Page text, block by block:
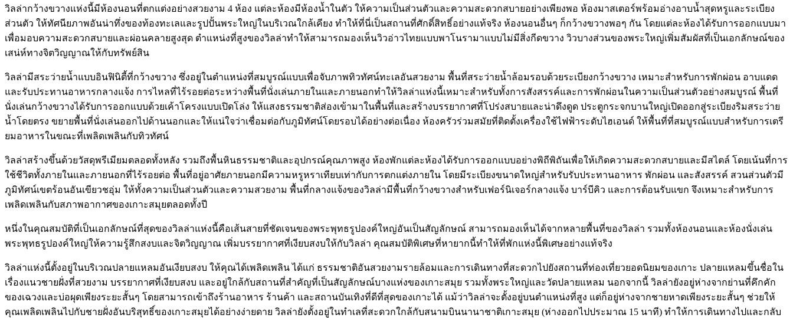
วิลล่ากว้างขวางแห่งนี้มีห้องนอนที่ตกแต่งอย่างสวยงาม 4 ห้อง แต่ละห้องมีห้องน้ำในตัว ให้ความเป็นส่วนตัวและความสะดวกสบายอย่างเพียงพอ ห้องมาสเตอร์พร้อมอ่างอาบน้ำสุดหรูและระเบียง
ส่วนตัว ให้ทัศนียภาพอันน่าทึ่งของท้องทะเลและรูปปั้นพระใหญ่ในบริเวณใกล้เคียง ทำให้ที่นี่เป็นสถานที่ศักดิ์สิทธิ์อย่างแท้จริง ห้องนอนอื่นๆ ก็กว้างขวางพอๆ กัน โดยแต่ละห้องได้รับการออกแบบมา
เพื่อมอบความสะดวกสบายและผ่อนคลายสูงสุด ตำแหน่งที่สูงของวิลล่าทำให้สามารถมองเห็นวิวอ่าวไทยแบบพาโนรามาแบบไม่มีสิ่งกีดขวาง วิวบางส่วนของพระใหญ่เพิ่มสัมผัสที่เป็นเอกลักษณ์ของ
เสน่ห์ทางจิตวิญญาณให้กับทรัพย์สิน
วิลล่ามีสระว่ายน้ำแบบอินฟินิตี้ที่กว้างขวาง ซึ่งอยู่ในตำแหน่งที่สมบูรณ์แบบเพื่อจับภาพทิวทัศน์ทะเลอันสวยงาม พื้นที่สระว่ายน้ำล้อมรอบด้วยระเบียงกว้างขวาง เหมาะสำหรับการพักผ่อน อาบแดด
และรับประทานอาหารกลางแจ้ง การไหลที่ไร้รอยต่อระหว่างพื้นที่นั่งเล่นภายในและภายนอกทำให้วิลล่าแห่งนี้เหมาะสำหรับทั้งการสังสรรค์และการพักผ่อนในความเป็นส่วนตัวอย่างสมบูรณ์ พื้นที่
นั่งเล่นกว้างขวางได้รับการออกแบบด้วยเค้าโครงแบบเปิดโล่ง ให้แสงธรรมชาติส่องเข้ามาในพื้นที่และสร้างบรรยากาศที่โปร่งสบายและน่าดึงดูด ประตูกระจกบานใหญ่เปิดออกสู่ระเบียงริมสระว่าย
น้ำโดยตรง ขยายพื้นที่นั่งเล่นออกไปด้านนอกและให้แน่ใจว่าเชื่อมต่อกับภูมิทัศน์โดยรอบได้อย่างต่อเนื่อง ห้องครัวร่วมสมัยที่ติดตั้งเครื่องใช้ไฟฟ้าระดับไฮเอนด์ ให้พื้นที่ที่สมบูรณ์แบบสำหรับการเตรี
ยมอาหารในขณะที่เพลิดเพลินกับทิวทัศน์
วิลล่าสร้างขึ้นด้วยวัสดุพรีเมียมตลอดทั้งหลัง รวมถึงพื้นหินธรรมชาติและอุปกรณ์คุณภาพสูง ห้องพักแต่ละห้องได้รับการออกแบบอย่างพิถีพิถันเพื่อให้เกิดความสะดวกสบายและมีสไตล์ โดยเน้นที่การ
ใช้ชีวิตทั้งภายในและภายนอกที่ไร้รอยต่อ พื้นที่อยู่อาศัยภายนอกมีความหรูหราเทียบเท่ากับการตกแต่งภายใน โดยมีระเบียงขนาดใหญ่สำหรับรับประทานอาหาร พักผ่อน และสังสรรค์ สวนส่วนตัวมี
ภูมิทัศน์เขตร้อนอันเขียวชอุ่ม ให้ทั้งความเป็นส่วนตัวและความสวยงาม พื้นที่กลางแจ้งของวิลล่ามีพื้นที่กว้างขวางสำหรับเฟอร์นิเจอร์กลางแจ้ง บาร์บีคิว และการต้อนรับแขก จึงเหมาะสำหรับการ
เพลิดเพลินกับสภาพอากาศของเกาะสมุยตลอดทั้งปี
หนึ่งในคุณสมบัติที่เป็นเอกลักษณ์ที่สุดของวิลล่าแห่งนี้คือเส้นสายที่ชัดเจนของพระพุทธรูปองค์ใหญ่อันเป็นสัญลักษณ์ สามารถมองเห็นได้จากหลายพื้นที่ของวิลล่า รวมทั้งห้องนอนและห้องนั่งเล่น
พระพุทธรูปองค์ใหญ่ให้ความรู้สึกสงบและจิตวิญญาณ เพิ่มบรรยากาศที่เงียบสงบให้กับวิลล่า คุณสมบัติพิเศษที่หายากนี้ทำให้ที่พักแห่งนี้พิเศษอย่างแท้จริง
วิลล่าแห่งนี้ตั้งอยู่ในบริเวณปลายแหลมอันเงียบสงบ ให้คุณได้เพลิดเพลิน ได้แก่ ธรรมชาติอันสวยงามรายล้อมและการเดินทางที่สะดวกไปยังสถานที่ท่องเที่ยวยอดนิยมของเกาะ ปลายแหลมขึ้นชื่อใน
เรื่องแนวชายฝั่งที่สวยงาม บรรยากาศที่เงียบสงบ และอยู่ใกล้กับสถานที่สำคัญที่เป็นสัญลักษณ์บางแห่งของเกาะสมุย รวมทั้งพระใหญ่และวัดปลายแหลม นอกจากนี้ วิลล่ายังอยู่ห่างจากย่านที่คึกคัก
ของเฉวงและบ่อผุดเพียงระยะสั้นๆ โดยสามารถเข้าถึงร้านอาหาร ร้านค้า และสถานบันเทิงที่ดีที่สุดของเกาะได้ แม้ว่าวิลล่าจะตั้งอยู่บนตำแหน่งที่สูง แต่ก็อยู่ห่างจากชายหาดเพียงระยะสั้นๆ ช่วยให้
คุณเพลิดเพลินไปกับชายฝั่งอันบริสุทธิ์ของเกาะสมุยได้อย่างง่ายดาย วิลล่ายังตั้งอยู่ในทำเลที่สะดวกใกล้กับสนามบินนานาชาติเกาะสมุย (ห่างออกไปประมาณ 15 นาที) ทำให้การเดินทางไปและกลับ